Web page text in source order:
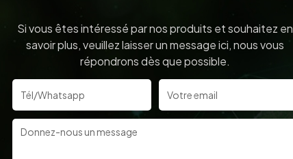
Si vous êtes intéressé par nos produits et souhaitez en
savoir plus, veuillez laisser un message ici, nous vous
répondrons dès que possible.